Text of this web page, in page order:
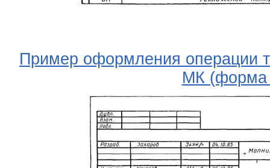
Пример оформления операции
МК